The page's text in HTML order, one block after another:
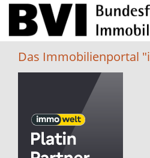
Das Immobilienportal